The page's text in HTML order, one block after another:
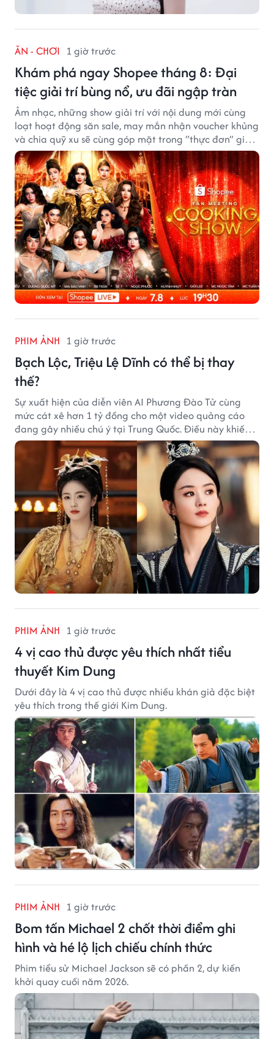
ĂN - CHƠI 1 giờ trước
Khám phá ngay Shopee tháng 8: Đại
tiệc giải trí bùng nổ, ưu đãi ngập tràn
Âm nhạc, những show giải trí với nội dung mới cùng
loạt hoạt động săn sale, may mắn nhận voucher khủng
và chia quỹ xu sẽ cùng góp mặt trong “thực đơn” giải
trí cuối tuần trên Shopee, diễn ra liên tiếp vào ngày
7/8 và 8/8.
PHIM ẢNH 1 giờ trước
Bạch Lộc, Triệu Lệ Dĩnh có thể bị thay
thế?
Sự xuất hiện của diễn viên AI Phương Đào Tử cùng
mức cát xê hơn 1 tỷ đồng cho một video quảng cáo
đang gây nhiều chú ý tại Trung Quốc. Điều này khiến
không ít người đặt câu hỏi liệu những ngôi sao hàng
đầu như Bạch Lộc, Triệu Lệ Dĩnh có thể bị thay thế
trong tương lai.
PHIM ẢNH 1 giờ trước
4 vị cao thủ được yêu thích nhất tiểu
thuyết Kim Dung
Dưới đây là 4 vị cao thủ được nhiều khán giả đặc biệt
yêu thích trong thế giới Kim Dung.
PHIM ẢNH 1 giờ trước
Bom tấn Michael 2 chốt thời điểm ghi
hình và hé lộ lịch chiếu chính thức
Phim tiểu sử Michael Jackson sẽ có phần 2, dự kiến
khởi quay cuối năm 2026.